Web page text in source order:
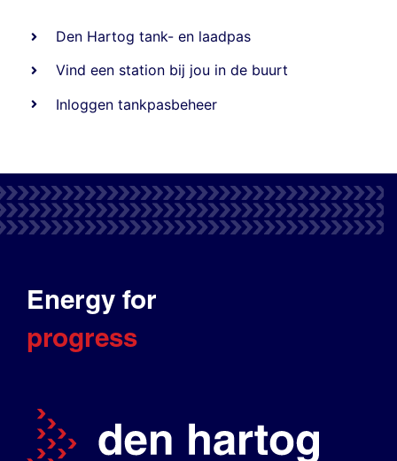
Den Hartog tank- en laadpas
Vind een station bij jou in de buurt
Inloggen tankpasbeheer
Energy for
progress